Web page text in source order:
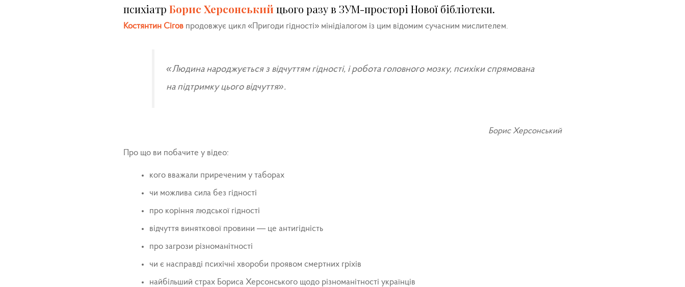
психіатр Борис Херсонськийцього разу в ЗУМ-просторі Нової бібліотеки.
Костянтин Сігов продовжує цикл «Пригоди гідності» мінідіалогом із цим відомим сучасним мислителем.
«Людина народжується з відчуттям гідності, і робота головного мозку, психіки спрямована
на підтримку цього відчуття».
Борис Херсонський
Про що ви побачите у відео:
кого вважали приреченим у таборах
чи можлива сила без гідності
про коріння людської гідності
відчуття виняткової провини — це антигідність
про загрози різноманітності
чи є насправді психічні хвороби проявом смертних гріхів
найбільший страх Бориса Херсонського щодо різноманітності українців